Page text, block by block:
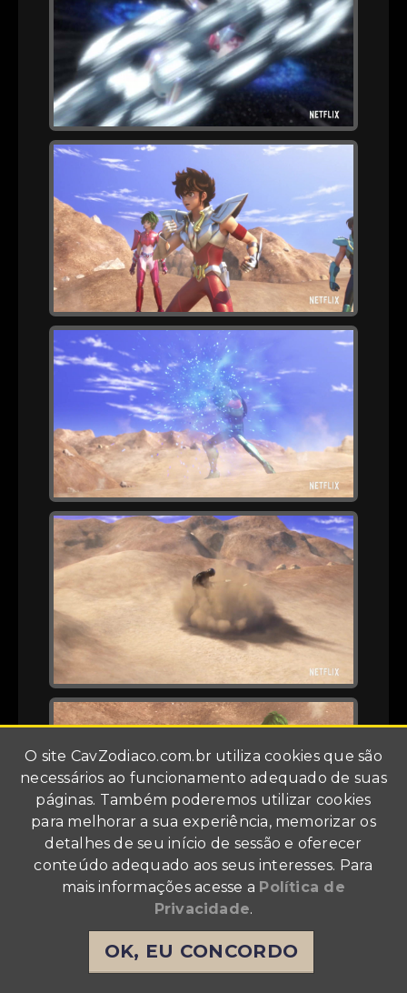
O site CavZodiaco.com.br utiliza cookies que são
necessários ao funcionamento adequado de suas
páginas. Também poderemos utilizar cookies
para melhorar a sua experiência, memorizar os
detalhes de seu início de sessão e oferecer
conteúdo adequado aos seus interesses. Para
mais informações acesse a Política de
Privacidade.
OK, EU CONCORDO